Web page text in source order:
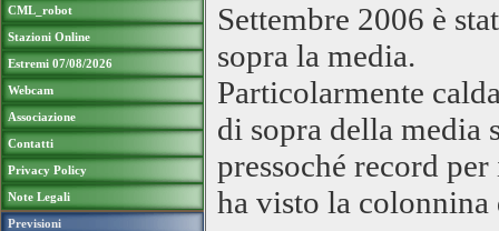
CML_robot
Stazioni Online
Estremi 07/08/2026
Webcam
Associazione
Contatti
Privacy Policy
Note Legali
Previsioni
Settembre 2006 è
sopra la media.
Particolarmente
di sopra della media
pressoché record
ha visto la